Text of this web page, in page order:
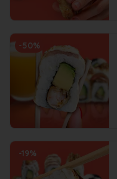
-50%
-19%